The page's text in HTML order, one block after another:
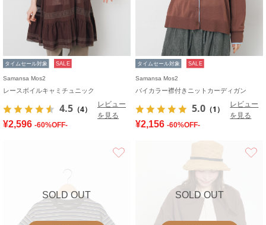
タイムセール対象 SALE
Samansa Mos2
レースボイルキャミチュニック
4.5 （4）
レビュー
を見る
¥2,596 -60%OFF-
タイムセール対象 SALE
Samansa Mos2
バイカラー襟付きニットカーディガン
5.0 （1）
レビュー
を見る
¥2,156 -60%OFF-
SOLD OUT SOLD OUT